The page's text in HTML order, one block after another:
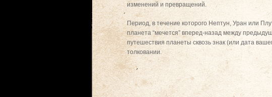
изменений и превращений.
Период, в течение которого Нептун, Уран или
планета “мечется” вперед-назад между
путешествия планеты сквозь знак (или дата
толковании.